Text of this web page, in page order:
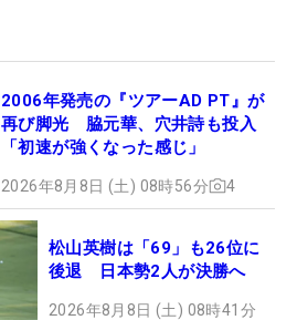
2006年発売の『ツアーAD PT』が
再び脚光 脇元華、穴井詩も投入
「初速が強くなった感じ」
2026年8月8日 (土) 08時56分 4
松山英樹は「69」も26位に
後退 日本勢2人が決勝へ
2026年8月8日 (土) 08時41分